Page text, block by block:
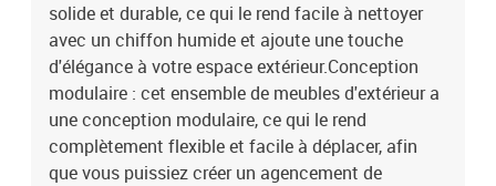
solide et durable, ce qui le rend facile à nettoyer
avec un chiffon humide et ajoute une touche
d'élégance à votre espace extérieur.Conception
modulaire : cet ensemble de meubles d'extérieur a
une conception modulaire, ce qui le rend
complètement flexible et facile à déplacer, afin
que vous puissiez créer un agencement de